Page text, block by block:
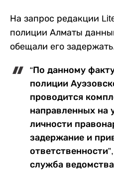
На запрос редакции
полиции Алматы
обещали его
“По данному
полиции
проводится
направленных на
личности
задержание и
служба